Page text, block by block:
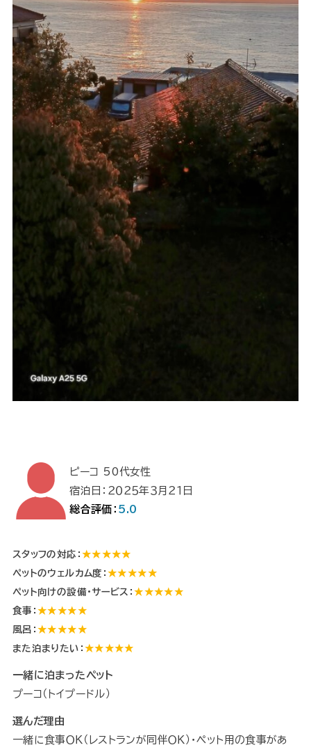
ピーコ 50代女性
宿泊日：２０２５年３月２１日
総合評価： 5.0
スタッフの対応： ★★★★★
ペットのウェルカム度：★★★★★
ペット向けの設備・サービス：★★★★★
食事：★★★★★
風呂：★★★★★
また泊まりたい： ★★★★★
一緒に泊まったペット
プーコ（トイプードル）
選んだ理由
一緒に食事ＯＫ（レストランが同伴ＯＫ）・ペット用の食事があ